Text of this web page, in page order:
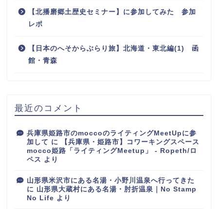
【北播磨郷土歴史セミナー】に参加してみた 参加
レポ
【日本のへそからぶらり旅】北海道・東北編(1) 函
館・青森
最近のコメント
兵庫県姫路市のmoccoのライティングMeetUpに参
加して に
【兵庫県・姫路市】コワーキングスペース
mocco姫路「ライティングMeetup」 - Ropeth/ロ
ペス より
山形県米沢市にある名湯・小野川温泉へ行ってきた
に 山形県大蔵村にある名湯・肘折温泉｜No Stamp
No Life より